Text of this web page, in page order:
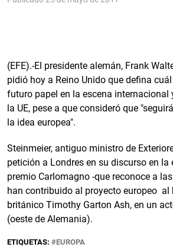
(EFE).-El presidente alemán, Frank
pidió hoy a Reino Unido que defina
futuro papel en la escena internacional
la UE, pese a que consideró que
la idea europea".
Steinmeier, antiguo ministro de
petición a Londres en su discurso en la
premio Carlomagno -que reconoce a
han contribuido al proyecto europeo al
británico Timothy Garton Ash, en un
(oeste de Alemania).
ETIQUETAS: EUROPA